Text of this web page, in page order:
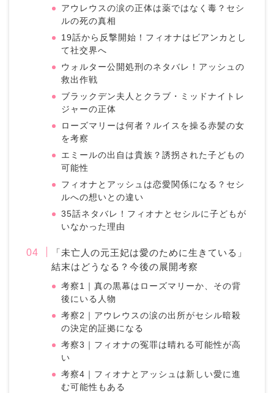
アウレウスの涙の正体は薬ではなく毒？セシ
ルの死の真相
19話から反撃開始！フィオナはビアンカとし
て社交界へ
ウォルター公開処刑のネタバレ！アッシュの
救出作戦
ブラックデン夫人とクラブ・ミッドナイトレ
ジャーの正体
ローズマリーは何者？ルイスを操る赤髪の女
を考察
エミールの出自は貴族？誘拐された子どもの
可能性
フィオナとアッシュは恋愛関係になる？セシ
ルへの想いとの違い
35話ネタバレ！フィオナとセシルに子どもが
いなかった理由
「未亡人の元王妃は愛のために生きている」
結末はどうなる？今後の展開考察
考察1｜真の黒幕はローズマリーか、その背
後にいる人物
考察2｜アウレウスの涙の出所がセシル暗殺
の決定的証拠になる
考察3｜フィオナの冤罪は晴れる可能性が高
い
考察4｜フィオナとアッシュは新しい愛に進
む可能性もある